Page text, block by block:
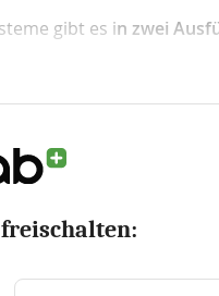
gibt es in zwei